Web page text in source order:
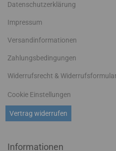
Datenschutzerklärung
Impressum
Versandinformationen
Zahlungsbedingungen
Widerrufsrecht &
Vertrag widerrufen
Cookie Einstellungen
Informationen